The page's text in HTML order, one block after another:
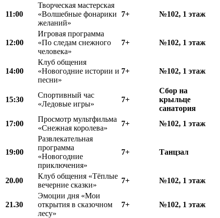
11:00
Творческая мастерская
«Волшебные фонарики
желаний»
7+ №102, 1 этаж
12:00
Игровая программа
«По следам снежного
человека»
7+ №102, 1 этаж
14:00
Клуб общения
«Новогодние истории и
песни»
7+ №102, 1 этаж
15:30
Спортивный час
«Ледовые игры»
7+
Сбор на
крыльце
санатория
17:00
Просмотр мультфильма
«Снежная королева»
7+ №102, 1 этаж
19:00
Развлекательная
программа
«Новогодние
приключения»
7+ Танцзал
20.00
Клуб общения «Тёплые
вечерние сказки»
7+ №102, 1 этаж
21.30
Эмоции дня «Мои
открытия в сказочном
лесу»
7+ №102, 1 этаж